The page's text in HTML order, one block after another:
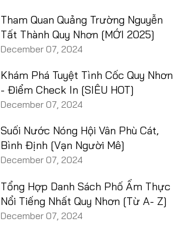
Tham Quan Quảng Trường Nguyễn
Tất Thành Quy Nhơn [MỚI 2025]
December 07, 2024
Khám Phá Tuyệt Tình Cốc Quy Nhơn
- Điểm Check In [SIÊU HOT]
December 07, 2024
Suối Nước Nóng Hội Vân Phù Cát,
Bình Định [Vạn Người Mê]
December 07, 2024
Tổng Hợp Danh Sách Phố Ẩm Thực
Nổi Tiếng Nhất Quy Nhơn [Từ A- Z]
December 07, 2024